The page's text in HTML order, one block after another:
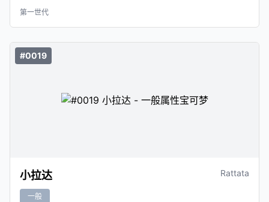
第一世代
#0019
小拉达 Rattata
一般